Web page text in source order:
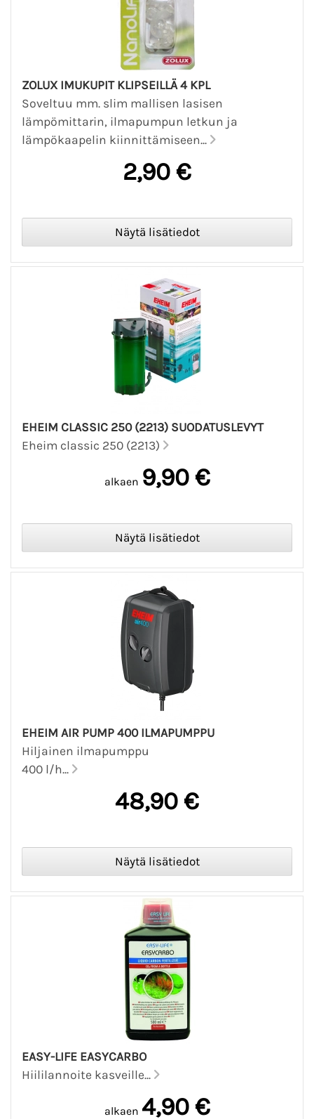
ZOLUX IMUKUPIT KLIPSEILLÄ 4 KPL
Soveltuu mm. slim mallisen lasisen
lämpömittarin, ilmapumpun letkun ja
lämpökaapelin kiinnittämiseen...
2,90 €
EHEIM CLASSIC 250 (2213) SUODATUSLEVYT
Eheim classic 250 (2213)
alkaen 9,90 €
EHEIM AIR PUMP 400 ILMAPUMPPU
Hiljainen ilmapumppu
400 l/h...
48,90 €
EASY-LIFE EASYCARBO
Hiililannoite kasveille...
alkaen 4,90 €